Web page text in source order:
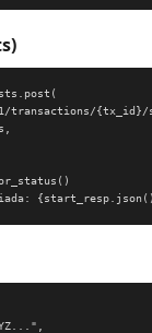
transactions/{tx_id}/